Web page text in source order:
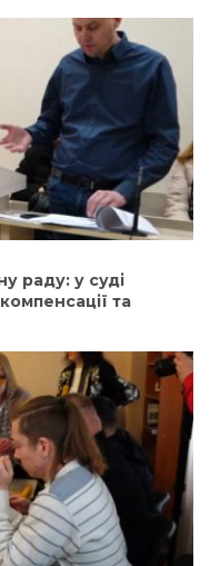
раду: у суді
та